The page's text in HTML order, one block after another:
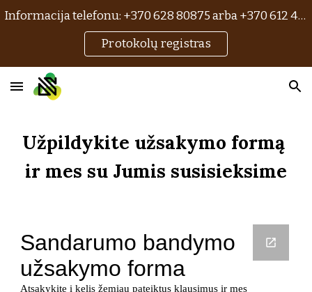
Skip to main content
Informacija telefonu: +370 628 80875 arba +370 612 47797 ir el. p. info@domstructus.lt
Protokolų registras
Užpildykite užsakymo formą
ir mes su Jumis susisieksime